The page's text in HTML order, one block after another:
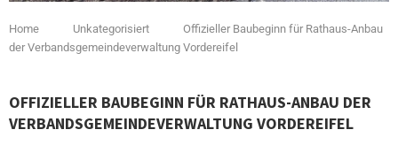
Home Unkategorisiert
Offizieller Baubeginn für Rathaus-Anbau
der Verbandsgemeindeverwaltung Vordereifel
OFFIZIELLER BAUBEGINN FÜR RATHAUS-ANBAU DER
VERBANDSGEMEINDEVERWALTUNG VORDEREIFEL